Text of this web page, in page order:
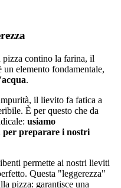
pizza contino la farina, il
elemento fondamentale,
.
il lievito fa fatica a
È per questo che da
usiamo
per preparare i nostri
permette ai nostri lieviti
Questa "leggerezza"
pizza: garantisce una